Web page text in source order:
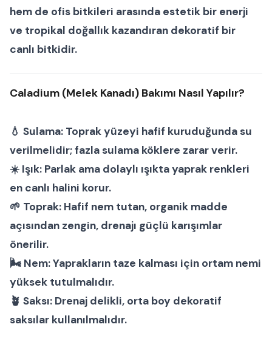
hem de ofis bitkileri arasında estetik bir enerji
ve tropikal doğallık kazandıran dekoratif bir
canlı bitkidir.
Caladium (Melek Kanadı) Bakımı Nasıl Yapılır?
💧 Sulama: Toprak yüzeyi hafif kuruduğunda su
verilmelidir; fazla sulama köklere zarar verir.
☀️ Işık: Parlak ama dolaylı ışıkta yaprak renkleri
en canlı halini korur.
🌱 Toprak: Hafif nem tutan, organik madde
açısından zengin, drenajı güçlü karışımlar
önerilir.
🌬 Nem:Yaprakların taze kalması için ortam nemi
yüksek tutulmalıdır.
🪴 Saksı: Drenaj delikli, orta boy dekoratif
saksılar kullanılmalıdır.